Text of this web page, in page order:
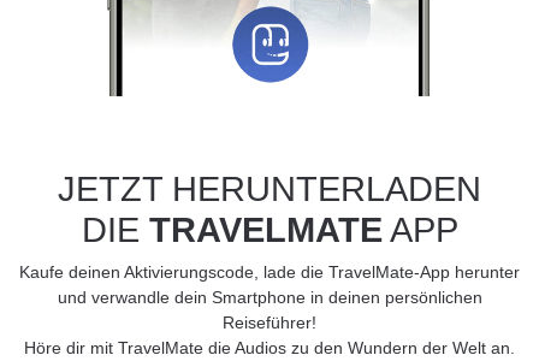
JETZT HERUNTERLADEN
DIE TRAVELMATEAPP
Kaufe deinen Aktivierungscode, lade die TravelMate-App herunter
und verwandle dein Smartphone in deinen persönlichen
Reiseführer!
Höre dir mit TravelMate die Audios zu den Wundern der Welt an.